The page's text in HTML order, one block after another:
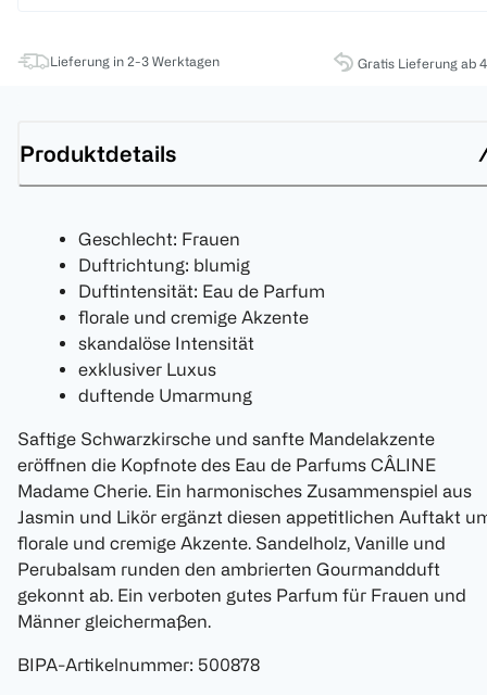
Lieferung in 2-3 Werktagen Gratis Lieferung ab
Produktdetails
Geschlecht: Frauen
Duftrichtung: blumig
Duftintensität: Eau de Parfum
florale und cremige Akzente
skandalöse Intensität
exklusiver Luxus
duftende Umarmung
Saftige Schwarzkirsche und sanfte Mandelakzente
eröffnen die Kopfnote des Eau de Parfums CÂLINE
Madame Cherie. Ein harmonisches Zusammenspiel aus
Jasmin und Likör ergänzt diesen appetitlichen Auftakt
florale und cremige Akzente. Sandelholz, Vanille und
Perubalsam runden den ambrierten Gourmandduft
gekonnt ab. Ein verboten gutes Parfum für Frauen und
Männer gleichermaßen.
BIPA-Artikelnummer: 500878